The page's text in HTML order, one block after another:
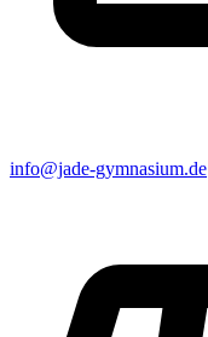
info@jade-gymnasium.de